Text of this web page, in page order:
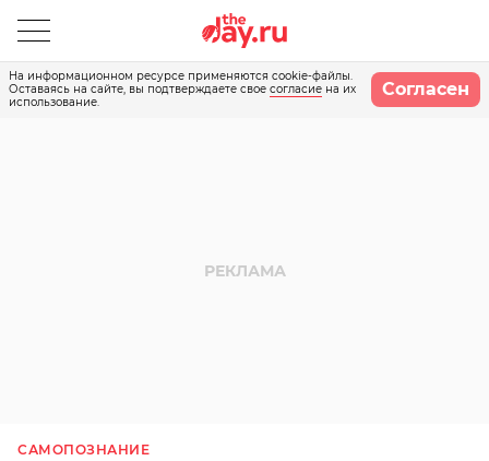
На информационном ресурсе применяются cookie-файлы.
Оставаясь на сайте, вы подтверждаете свое согласие на их
использование.
Согласен
САМОПОЗНАНИЕ